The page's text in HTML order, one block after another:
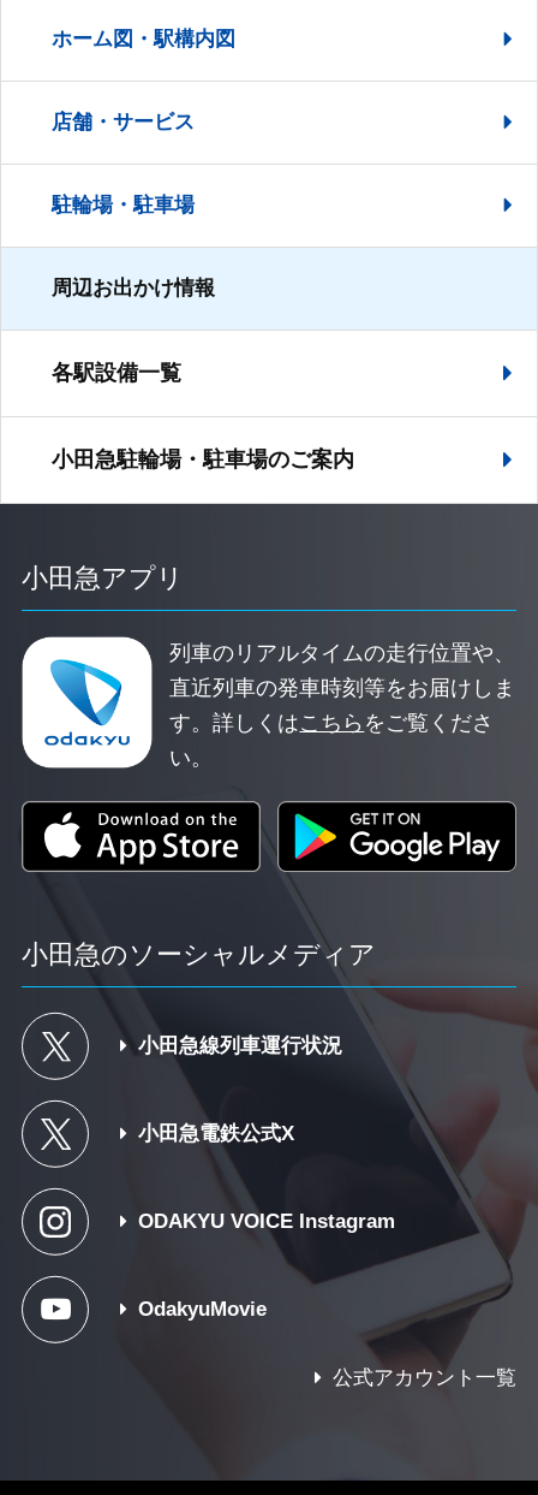
ホーム図・駅構内図
店舗・サービス
駐輪場・駐車場
周辺お出かけ情報
各駅設備一覧
小田急駐輪場・駐車場のご案内
小田急アプリ
列車のリアルタイムの走行位置や、
直近列車の発車時刻等をお届けしま
す。詳しくはこちら をご覧くださ
い。
小田急のソーシャルメディア
小田急線列車運行状況
小田急電鉄公式X
ODAKYU VOICE Instagram
OdakyuMovie
公式アカウント一覧